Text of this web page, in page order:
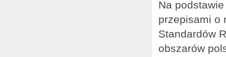
Na
przepisami o
Standardów
obszarów